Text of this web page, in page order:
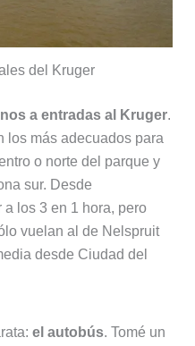
del Kruger
a entradas al Kruger.
los más adecuados para
o norte del parque y
sur. Desde
los 3 en 1 hora, pero
vuelan al de Nelspruit
desde Ciudad del
el autobús. Tomé un